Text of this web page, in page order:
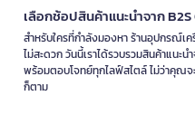
เลือกช้อปสินค้าแนะนำจาก
สำหรับใครที่กำลังมองหา ร้านอุปกรณ์เ
ไม่สะดวก วันนี้เราได้รวบรวมสินค้าแนะ
พร้อมตอบโจทย์ทุกไลฟ์สไตล์ ไม่ว่าคุณ
ก็ตาม